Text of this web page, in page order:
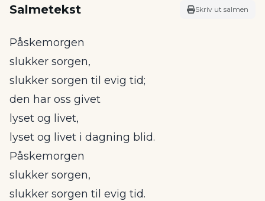
Salmetekst Skriv ut salmen
Påskemorgen
slukker sorgen,
slukker sorgen til evig tid;
den har oss givet
lyset og livet,
lyset og livet i dagning blid.
Påskemorgen
slukker sorgen,
slukker sorgen til evig tid.